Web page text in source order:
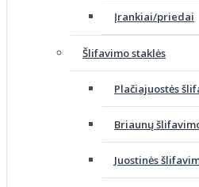
Įrankiai/priedai
Šlifavimo staklės
Plačiajuostės
Briaunų
Juostinės